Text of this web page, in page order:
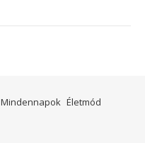
Mindennapok Életmód